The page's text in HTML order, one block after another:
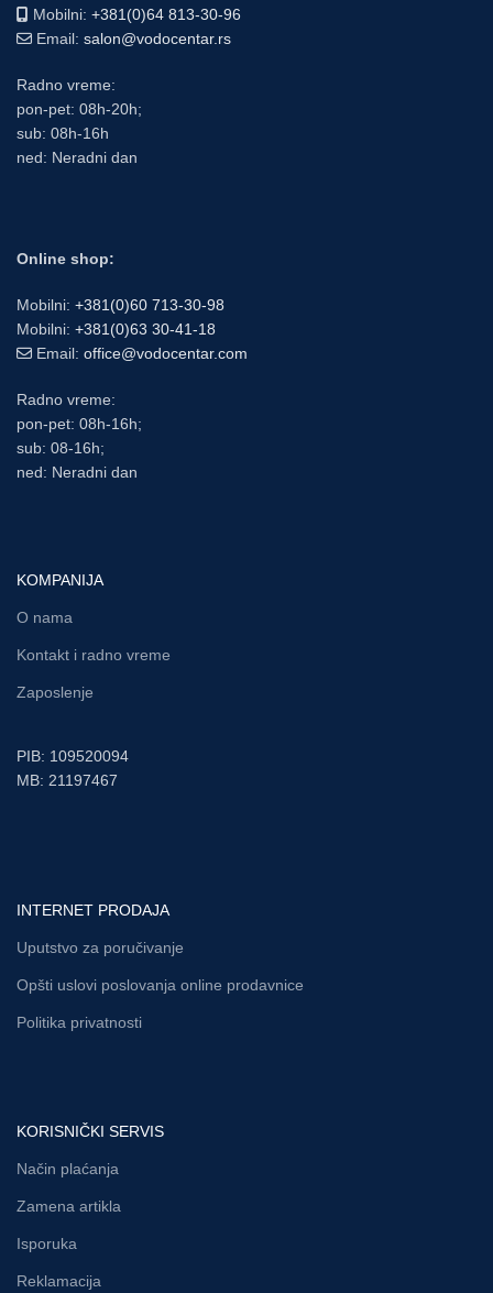
Mobilni: +381(0)64 813-30-96
Email: salon@vodocentar.rs
Radno vreme:
pon-pet: 08h-20h;
sub: 08h-16h
ned: Neradni dan
Online shop:
Mobilni: +381(0)60 713-30-98
Mobilni: +381(0)63 30-41-18
Email: office@vodocentar.com
Radno vreme:
pon-pet: 08h-16h;
sub: 08-16h;
ned: Neradni dan
KOMPANIJA
O nama
Kontakt i radno vreme
Zaposlenje
PIB: 109520094
MB: 21197467
INTERNET PRODAJA
Uputstvo za poručivanje
Opšti uslovi poslovanja online prodavnice
Politika privatnosti
KORISNIČKI SERVIS
Način plaćanja
Zamena artikla
Isporuka
Reklamacija